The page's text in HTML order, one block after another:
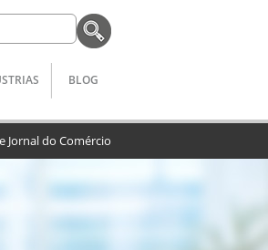
BLOG
Jornal do Comércio